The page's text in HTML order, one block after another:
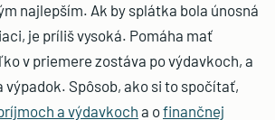
najlepším. Ak by splátka bola únosná
je príliš vysoká. Pomáha mať
v priemere zostáva po výdavkoch, a
výpadok. Spôsob, ako si to spočítať,
a výdavkoch a ofinančnej